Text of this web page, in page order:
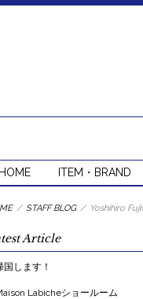
HOME ITEM・BRAND
/ STAFF BLOG / Yoshihiro
Article
国します！
Labicheショールーム